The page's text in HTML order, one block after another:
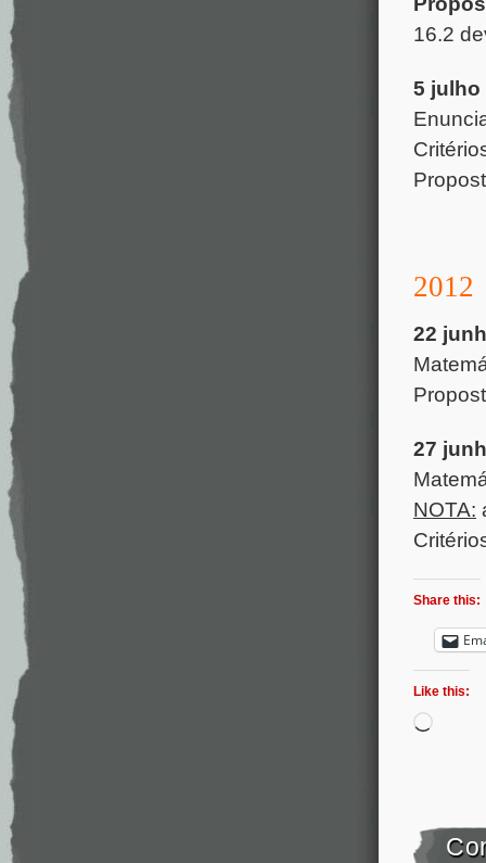
16.2
5 julho
2012
22
27
NOTA:
Share this:
Like this: